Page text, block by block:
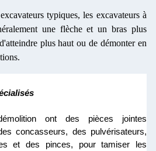
typiques, les excavateurs à
une flèche et un bras plus
plus haut ou de démonter en
ont des pièces jointes
concasseurs, des pulvérisateurs,
et des pinces, pour tamiser les